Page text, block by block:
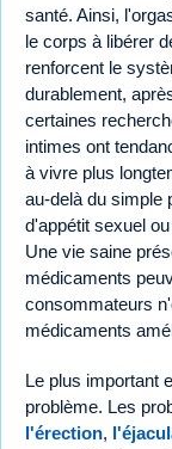
santé. Ainsi,
le corps à libérer
renforcent le
durablement,
certaines
intimes ont
à vivre plus
au-delà du simple
d'appétit sexuel
Une vie saine
médicaments
consommateurs
médicaments
Le plus important
problème. Les
l'érection,